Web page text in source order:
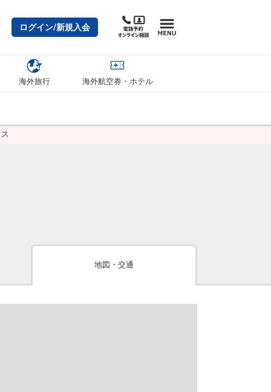
ログイン/新規入会
海外旅行 海外航空券・ホテル
地図・交通